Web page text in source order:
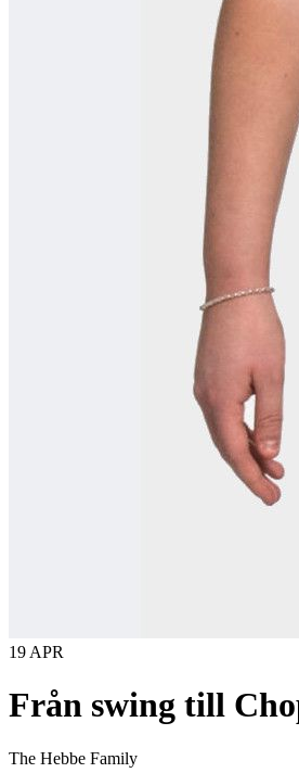
19 APR
Från swing till
The Hebbe Family